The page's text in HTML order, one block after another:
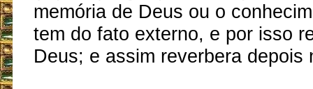
memória de Deus ou o
tem do fato externo, e por isso
Deus; e assim reverbera depois